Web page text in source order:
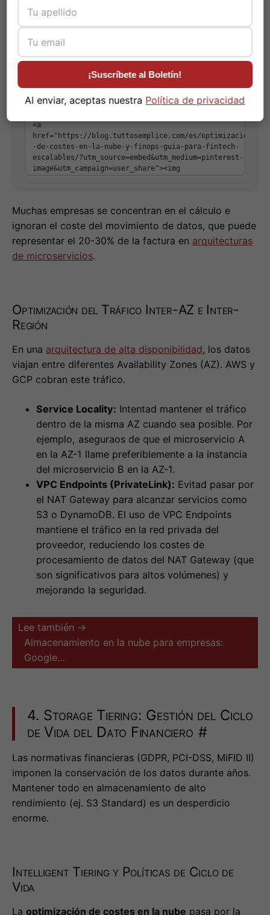
Copia el código para insertar esta imagen en tu sitio:
Copiar código
Muchas empresas se concentran en el cálculo e
ignoran el coste del movimiento de datos, que puede
representar el 20-30% de la factura en arquitecturas
de microservicios.
Optimización del Tráfico Inter-AZ e Inter-
Región
En una arquitectura de alta disponibilidad, los datos
viajan entre diferentes Availability Zones (AZ). AWS y
GCP cobran este tráfico.
Service Locality: Intentad mantener el tráfico
dentro de la misma AZ cuando sea posible. Por
ejemplo, aseguraos de que el microservicio A
en la AZ-1 llame preferiblemente a la instancia
del microservicio B en la AZ-1.
VPC Endpoints (PrivateLink): Evitad pasar por
el NAT Gateway para alcanzar servicios como
S3 o DynamoDB. El uso de VPC Endpoints
mantiene el tráfico en la red privada del
proveedor, reduciendo los costes de
procesamiento de datos del NAT Gateway (que
son significativos para altos volúmenes) y
mejorando la seguridad.
Lee también →
Almacenamiento en la nube para empresas:
Google…
4. Storage Tiering: Gestión del Ciclo
de Vida del Dato Financiero #
Las normativas financieras (GDPR, PCI-DSS, MiFID II)
imponen la conservación de los datos durante años.
Mantener todo en almacenamiento de alto
rendimiento (ej. S3 Standard) es un desperdicio
enorme.
Intelligent Tiering y Políticas de Ciclo de
Vida
La optimización de costes en la nube pasa por la
¡Suscríbete al Boletín!
Al enviar, aceptas nuestra Política de privacidad